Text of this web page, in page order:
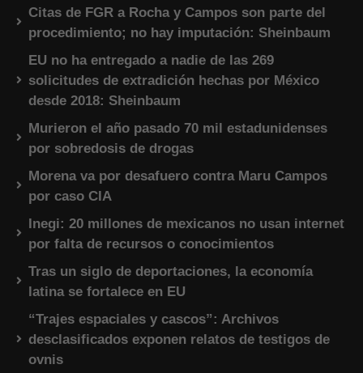
Citas de FGR a Rocha y Campos son parte del
procedimiento; no hay imputación: Sheinbaum
EU no ha entregado a nadie de las 269
solicitudes de extradición hechas por México
desde 2018: Sheinbaum
Murieron el año pasado 70 mil estadunidenses
por sobredosis de drogas
Morena va por desafuero contra Maru Campos
por caso CIA
Inegi: 20 millones de mexicanos no usan internet
por falta de recursos o conocimientos
Tras un siglo de deportaciones, la economía
latina se fortalece en EU
“Trajes espaciales y cascos”: Archivos
desclasificados exponen relatos de testigos de
ovnis